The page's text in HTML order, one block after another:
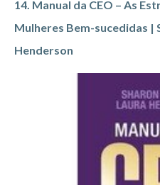
14. Manual da CEO – As
Mulheres Bem-sucedidas |
Henderson